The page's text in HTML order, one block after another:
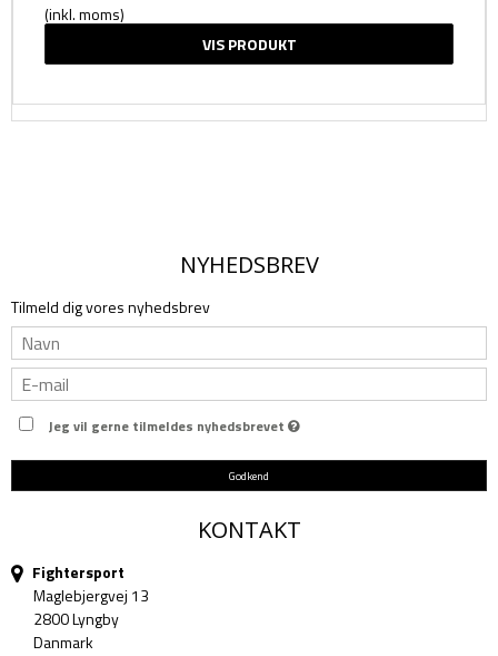
(inkl. moms)
VIS PRODUKT
NYHEDSBREV
Tilmeld dig vores nyhedsbrev
Jeg vil gerne tilmeldes nyhedsbrevet
Godkend
KONTAKT
Fightersport
Maglebjergvej 13
2800 Lyngby
Danmark